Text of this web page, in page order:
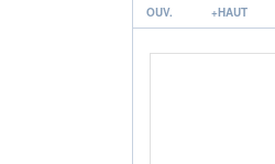
OUV. +HAUT